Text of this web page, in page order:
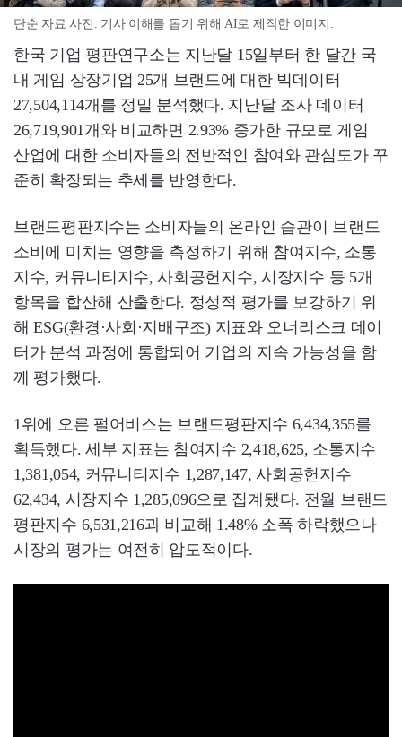
단순 자료 사진. 기사 이해를 돕기 위해 AI로 제작한 이미지.
한국 기업 평판연구소는 지난달 15일부터 한 달간 국
내 게임 상장기업 25개 브랜드에 대한 빅데이터
27,504,114개를 정밀 분석했다. 지난달 조사 데이터
26,719,901개와 비교하면 2.93% 증가한 규모로 게임
산업에 대한 소비자들의 전반적인 참여와 관심도가 꾸
준히 확장되는 추세를 반영한다.
브랜드평판지수는 소비자들의 온라인 습관이 브랜드
소비에 미치는 영향을 측정하기 위해 참여지수, 소통
지수, 커뮤니티지수, 사회공헌지수, 시장지수 등 5개
항목을 합산해 산출한다. 정성적 평가를 보강하기 위
해 ESG(환경·사회·지배구조) 지표와 오너리스크 데이
터가 분석 과정에 통합되어 기업의 지속 가능성을 함
께 평가했다.
1위에 오른 펄어비스는 브랜드평판지수 6,434,355를
획득했다. 세부 지표는 참여지수 2,418,625, 소통지수
1,381,054, 커뮤니티지수 1,287,147, 사회공헌지수
62,434, 시장지수 1,285,096으로 집계됐다. 전월 브랜드
평판지수 6,531,216과 비교해 1.48% 소폭 하락했으나
시장의 평가는 여전히 압도적이다.